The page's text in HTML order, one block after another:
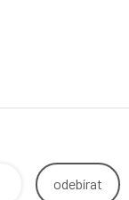
odebírat